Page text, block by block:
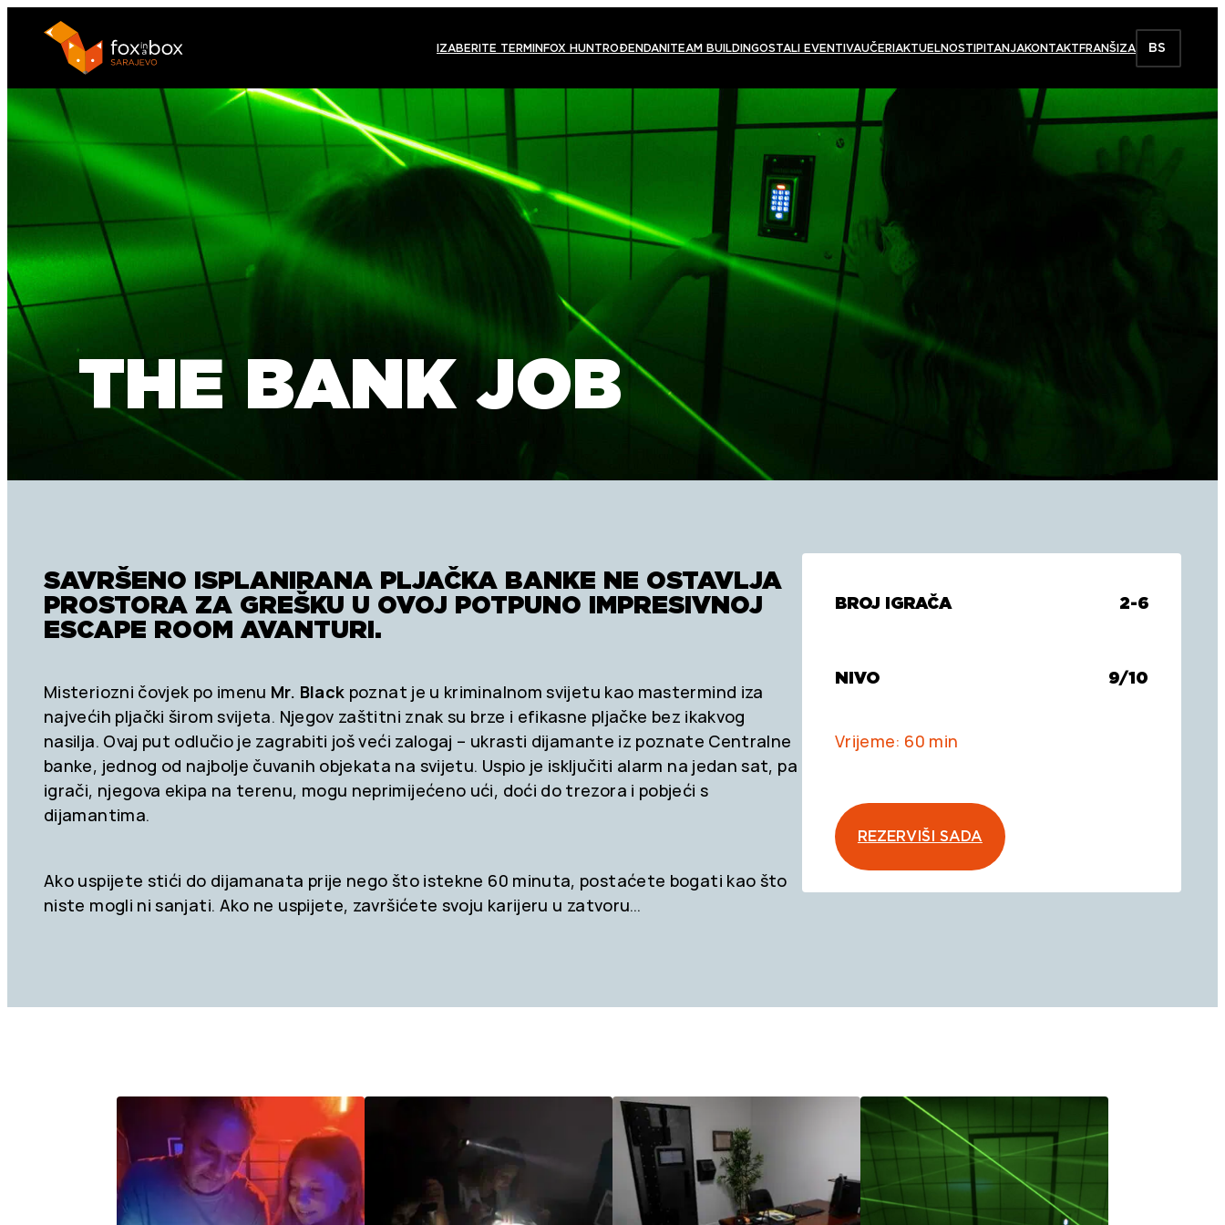
IZABERITE TERMINFOX HUNTROĐENDANITEAM BUILDINGOSTALI EVENTIVAUČERIAKTUELNOSTIPITANJAKONTAKTFRANŠIZA BS
THE BANK JOB
SAVRŠENO ISPLANIRANA PLJAČKA BANKE NE OSTAVLJA
PROSTORA ZA GREŠKU U OVOJ POTPUNO IMPRESIVNOJ
ESCAPE ROOM AVANTURI.
Misteriozni čovjek po imenu Mr. Black poznat je u kriminalnom svijetu kao mastermind iza
najvećih pljački širom svijeta. Njegov zaštitni znak su brze i efikasne pljačke bez ikakvog
nasilja. Ovaj put odlučio je zagrabiti još veći zalogaj – ukrasti dijamante iz poznate Centralne
banke, jednog od najbolje čuvanih objekata na svijetu. Uspio je isključiti alarm na jedan sat, pa
igrači, njegova ekipa na terenu, mogu neprimijećeno ući, doći do trezora i pobjeći s
dijamantima.
Ako uspijete stići do dijamanata prije nego što istekne 60 minuta, postaćete bogati kao što
niste mogli ni sanjati. Ako ne uspijete, završićete svoju karijeru u zatvoru…
BROJ IGRAČA 2-6
NIVO 9/10
Vrijeme: 60 min
REZERVIŠI SADA